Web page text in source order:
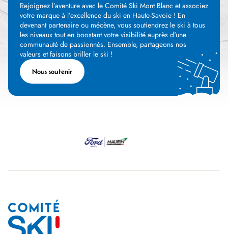
Rejoignez l’aventure avec le Comité Ski Mont Blanc et associez
votre marque à l’excellence du ski en Haute-Savoie ! En
devenant partenaire ou mécène, vous soutiendrez le ski à tous
les niveaux tout en boostant votre visibilité auprès d'une
communauté de passionnés. Ensemble, partageons nos
valeurs et faisons briller le ski !
Nous soutenir